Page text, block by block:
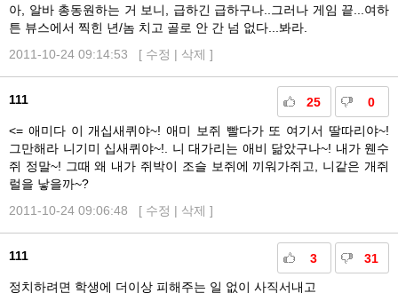
아, 알바 총동원하는 거 보니, 급하긴 급하구나..그러나 게임 끝...여하
튼 뷰스에서 찍힌 년/놈 치고 골로 안 간 넘 없다...봐라.
2011-10-24 09:14:53 [ 수정 | 삭제 ]
25 0
111
<= 애미다 이 개십새퀴야~! 애미 보쥐 빨다가 또 여기서 딸따리야~!
그만해라 니기미 십새퀴야~!. 니 대가리는 애비 닮았구나~! 내가 웬수
쥐 정말~! 그때 왜 내가 쥐박이 조슬 보쥐에 끼워가쥐고, 니같은 개쥐
럴을 낳을까~?
2011-10-24 09:06:48 [ 수정 | 삭제 ]
3 31
111
정치하려면 학생에 더이상 피해주는 일 없이 사직서내고